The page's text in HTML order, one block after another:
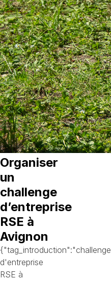
Organiser
un
challenge
d’entreprise
RSE à
Avignon
{"tag_introduction":"challenge
d'entreprise
RSE à